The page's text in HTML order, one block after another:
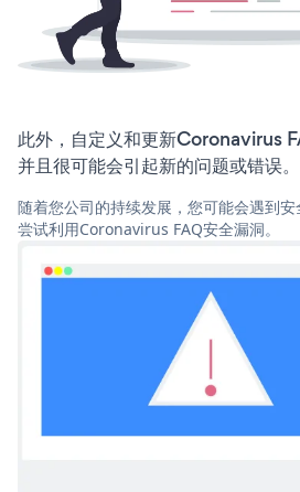
此外，自定义和更新Coronavirus
并且很可能会引起新的问题或错误。
随着您公司的持续发展，您可能会遇到
尝试利用Coronavirus FAQ安全漏洞。